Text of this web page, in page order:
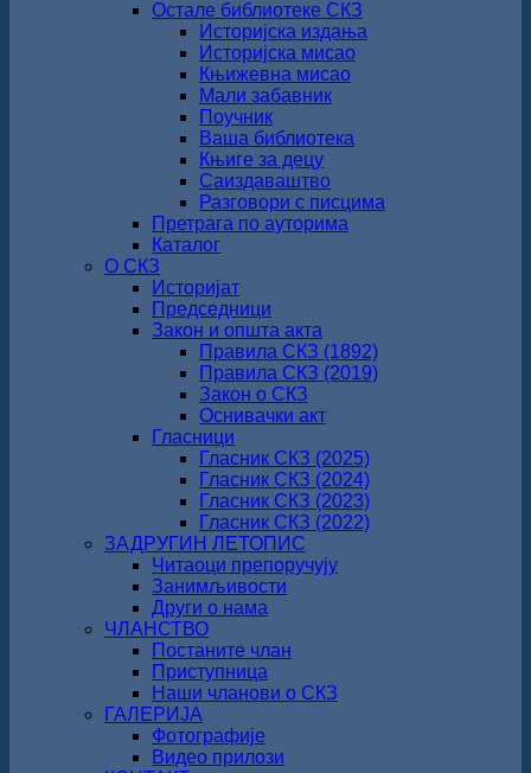
Остале библиотеке СКЗ
Историјска издања
Историјска мисао
Књижевна мисао
Мали забавник
Поучник
Ваша библиотека
Књиге за децу
Саиздаваштво
Разговори с писцима
Претрага по ауторима
Каталог
О СКЗ
Историјат
Председници
Закон и општа акта
Правила СКЗ (1892)
Правила СКЗ (2019)
Закон о СКЗ
Оснивачки акт
Гласници
Гласник СКЗ (2025)
Гласник СКЗ (2024)
Гласник СКЗ (2023)
Гласник СКЗ (2022)
ЗАДРУГИН ЛЕТОПИС
Читаоци препоручују
Занимљивости
Други о нама
ЧЛАНСТВО
Постаните члан
Приступница
Наши чланови о СКЗ
ГАЛЕРИЈА
Фотографије
Видео прилози